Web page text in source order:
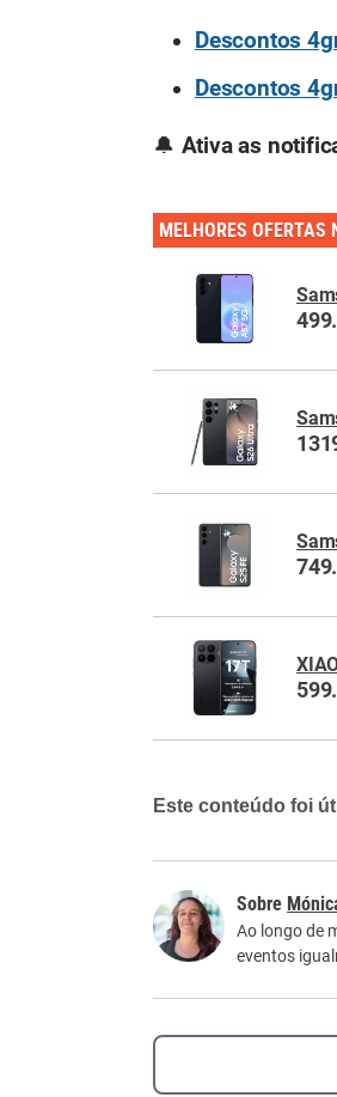
Descontos
Descontos
🔔 Ativa as
MELHORES
Este conteúdo foi
Este conteúdo não
Ao longo de
eventos